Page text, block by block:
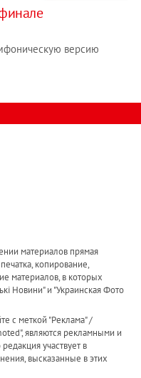
версию
материалов прямая
копирование,
материалов, в которых
Новини" и "Украинская Фото
с меткой "Реклама" /
являются рекламными и
участвует в
высказанные в этих